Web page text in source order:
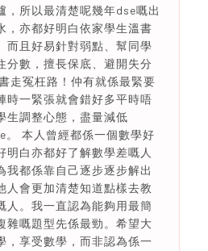
，所以最清楚呢幾年dse嘅出
，亦都好明白依家學生溫書
而且好易針對弱點、幫同學
分數，擅長保底、避開失分
走冤枉路！仲有就係最緊要
時一緊張就會錯好多平時唔
生調整心態，盡量減低
本人曾經都係一個數學好
明白亦都好了解數學差嘅人
我都係靠自己逐步逐步解出
人會更加清楚知道點樣去教
人。我一直認為能夠用最簡
雜嘅題型先係最勁。希望大
，享受數學，而非認為係一